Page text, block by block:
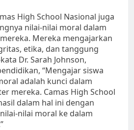
High School Nasional juga
nilai-nilai moral dalam
Mereka mengajarkan
etika, dan tanggung
Dr. Sarah Johnson,
“Mengajar siswa
adalah kunci dalam
mereka. Camas High School
dalam hal ini dengan
nilai moral ke dalam